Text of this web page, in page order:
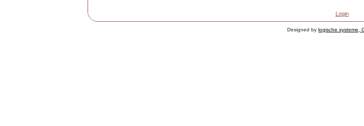
Login
Designed by logische systeme,